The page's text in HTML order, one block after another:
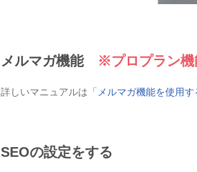
メルマガ機能※プロプラン機
詳しいマニュアルは「 メルマガ機能を使用す
SEOの設定をする